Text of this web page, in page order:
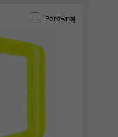
Porównaj